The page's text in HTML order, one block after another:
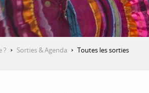
? Sorties & Agenda Toutes les sorties